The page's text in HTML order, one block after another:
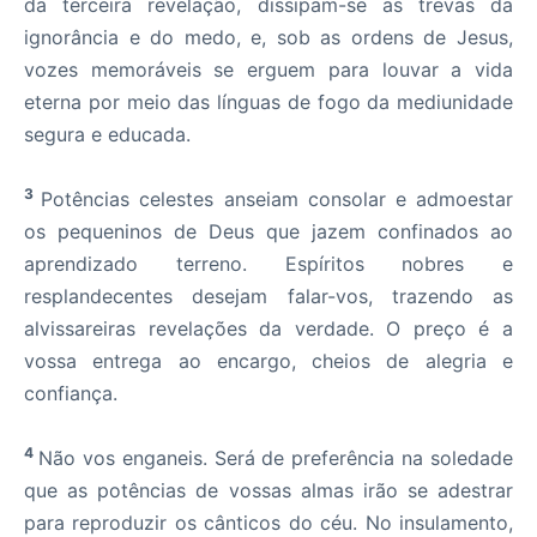
da terceira revelação, dissipam-se as trevas da
ignorância e do medo, e, sob as ordens de Jesus,
vozes memoráveis se erguem para louvar a vida
eterna por meio das línguas de fogo da mediunidade
segura e educada.
3 Potências celestes anseiam consolar e admoestar
os pequeninos de Deus que jazem confinados ao
aprendizado terreno. Espíritos nobres e
resplandecentes desejam falar-vos, trazendo as
alvissareiras revelações da verdade. O preço é a
vossa entrega ao encargo, cheios de alegria e
confiança.
4 Não vos enganeis. Será de preferência na soledade
que as potências de vossas almas irão se adestrar
para reproduzir os cânticos do céu. No insulamento,